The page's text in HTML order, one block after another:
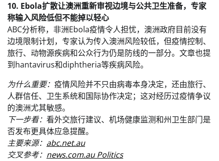
10. Ebola扩散让澳洲重新审视边境与公共卫生准备，专家
称输入风险低但不能掉以轻心
ABC分析称，非洲Ebola疫情令人担忧，澳洲政府目前没有
边境限制计划，专家认为传入澳洲风险较低，但疫情控制、
旅行、动物源疾病和公众行为仍是防线的一部分。文章也提
到hantavirus和diphtheria等疾病风险。
为什么重要： 疫情风险并不只由病毒本身决定，还由旅行、
人群信任、卫生系统和国际协作决定；这对经历过疫情争议
的澳洲尤其敏感。
下一步看： 看外交旅行建议、机场健康监测和州卫生部门是
否发布更具体应急提醒。
主要来源： abc.net.au
交叉参考： news.com.au Politics